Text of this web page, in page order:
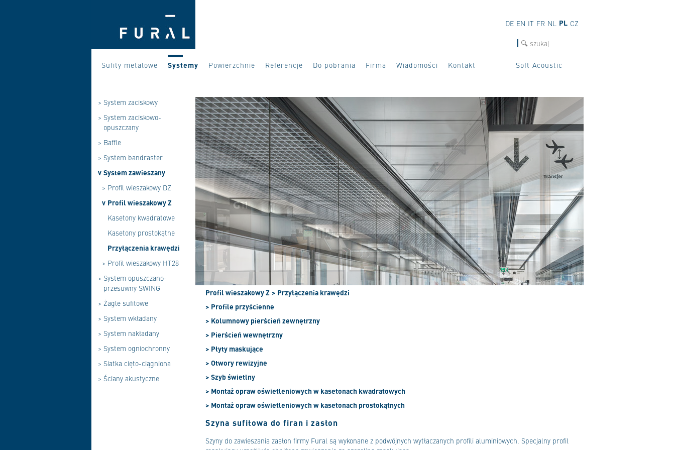
Sufity metalowe Systemy Powierzchnie Referencje Do pobrania Firma Wiadomości Kontakt Soft Acoustic
DE EN IT FR NL PL CZ
> System zaciskowy
> System zaciskowo-
opuszczany
> Baffle
> System bandraster
v System zawieszany
> Profil wieszakowy DZ
v Profil wieszakowy Z
Kasetony kwadratowe
Kasetony prostokątne
Przyłączenia krawędzi
> Profil wieszakowy HT28
> System opuszczano-
przesuwny SWING
> Żagle sufitowe
> System wkładany
> System nakładany
> System ogniochronny
> Siatka cięto-ciągniona
> Ściany akustyczne
Profil wieszakowy Z > Przyłączenia krawędzi
> Profile przyścienne
> Kolumnowy pierścień zewnętrzny
> Pierścień wewnętrzny
> Płyty maskujące
> Otwory rewizyjne
> Szyb świetlny
> Montaż opraw oświetleniowych w kasetonach kwadratowych
> Montaż opraw oświetleniowych w kasetonach prostokątnych
Szyna sufitowa do firan i zasłon
Szyny do zawieszania zasłon firmy Fural są wykonane z podwójnych wytłaczanych profili aluminiowych. Specjalny profil